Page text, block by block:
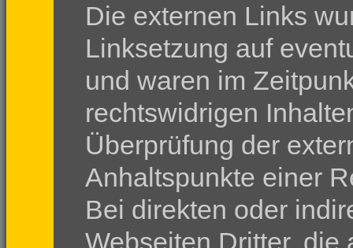
Die externen Links
Linksetzung auf
und waren im
rechtswidrigen
Überprüfung der
Anhaltspunkte einer
Bei direkten oder
Webseiten Dritter, die